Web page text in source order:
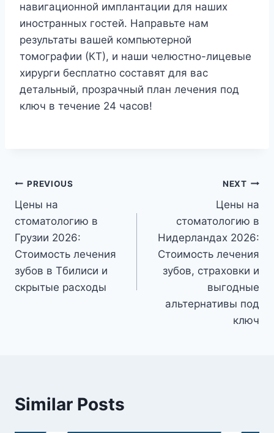
навигационной имплантации для наших
иностранных гостей. Направьте нам
результаты вашей компьютерной
томографии (КТ), и наши челюстно-лицевые
хирурги бесплатно составят для вас
детальный, прозрачный план лечения под
ключ в течение 24 часов!
Post
navigation
PREVIOUS
Цены на
стоматологию в
Грузии 2026:
Стоимость лечения
зубов в Тбилиси и
скрытые расходы
NEXT
Цены на
стоматологию в
Нидерландах 2026:
Стоимость лечения
зубов, страховки и
выгодные
альтернативы под
ключ
Similar Posts